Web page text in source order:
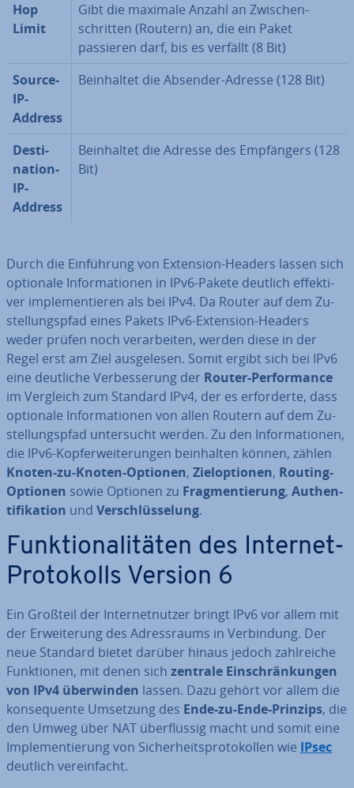
Hop
Limit
Gibt die maximale Anzahl an Zwi­schen­
schrit­ten (Routern) an, die ein Paket
passieren darf, bis es verfällt (8 Bit)
Source-
IP-
Address
Be­inhal­tet die Absender-Adresse (128 Bit)
De­sti­
na­ti­on-
IP-
Address
Be­inhal­tet die Adresse des Emp­fän­gers (128
Bit)
Durch die Ein­füh­rung von Extension-Headers lassen sich
optionale In­for­ma­tio­nen in IPv6-Pakete deutlich ef­fek­ti­
ver im­ple­men­tie­ren als bei IPv4. Da Router auf dem Zu­
stel­lungs­pfad eines Pakets IPv6-Extension-Headers
weder prüfen noch ver­ar­bei­ten, werden diese in der
Regel erst am Ziel aus­ge­le­sen. Somit ergibt sich bei IPv6
eine deutliche Ver­bes­se­rung der Router-Per­for­mance
im Vergleich zum Standard IPv4, der es er­for­der­te, dass
optionale In­for­ma­tio­nen von allen Routern auf dem Zu­
stel­lungs­pfad un­ter­sucht werden. Zu den In­for­ma­tio­nen,
die IPv6-Kop­fer­wei­te­run­gen be­inhal­ten können, zählen
Knoten-zu-Knoten-Optionen, Ziel­op­tio­nen, Routing-
Optionen sowie Optionen zu Frag­men­tie­rung, Au­then­
ti­fi­ka­ti­on und Ver­schlüs­se­lung.
Funk­tio­na­li­tä­ten des Internet-
Pro­to­kolls Version 6
Ein Großteil der In­ter­net­nut­zer bringt IPv6 vor allem mit
der Er­wei­te­rung des Adress­raums in Ver­bin­dung. Der
neue Standard bietet darüber hinaus jedoch zahl­rei­che
Funk­tio­nen, mit denen sich zentrale Ein­schrän­kun­gen
von IPv4 über­win­den lassen. Dazu gehört vor allem die
kon­se­quen­te Umsetzung des Ende-zu-Ende-Prinzips, die
den Umweg über NAT über­flüs­sig macht und somit eine
Im­ple­men­tie­rung von Si­cher­heits­pro­to­kol­len wie IPsec
deutlich ver­ein­facht.